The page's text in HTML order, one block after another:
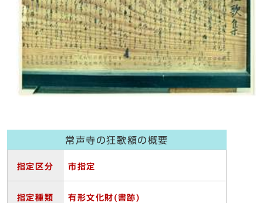
常声寺の狂歌額の概要
指定区分 市指定
指定種類 有形文化財(書跡)